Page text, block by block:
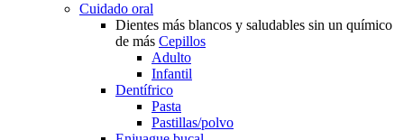
Cuidado oral
Dientes más blancos y saludables sin un químico
de más Cepillos
Adulto
Infantil
Dentífrico
Pasta
Pastillas/polvo